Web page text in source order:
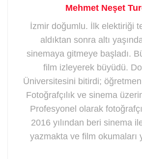
Mehmet Neşet
İzmir doğumlu. İlk elektiriği
aldıktan sonra altı
sinemaya gitmeye başladı.
film izleyerek büyüdü.
Üniversitesini bitirdi;
Fotoğrafçılık ve sinema
Profesyonel olarak
2016 yılından beri sinema
yazmakta ve film okumaları